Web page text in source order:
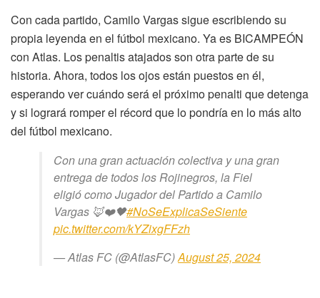
Con cada partido, Camilo Vargas sigue escribiendo su
propia leyenda en el fútbol mexicano. Ya es BICAMPEÓN
con Atlas. Los penaltis atajados son otra parte de su
historia. Ahora, todos los ojos están puestos en él,
esperando ver cuándo será el próximo penalti que detenga
y si logrará romper el récord que lo pondría en lo más alto
del fútbol mexicano.
Con una gran actuación colectiva y una gran
entrega de todos los Rojinegros, la Fiel
eligió como Jugador del Partido a Camilo
Vargas 🦊❤️🖤#NoSeExplicaSeSiente
pic.twitter.com/kYZixgFFzh
— Atlas FC (@AtlasFC)August 25, 2024